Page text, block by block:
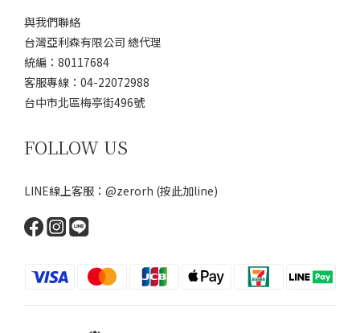
與我們聯絡
台灣亞利森有限公司 總代理
統編：80117684
客服專線：04-22072988
台中市北區梅亭街496號
FOLLOW US
LINE線上客服：@zerorh (按此加line)